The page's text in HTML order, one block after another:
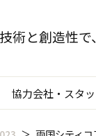
術と創造性で、
協力会社・スタ